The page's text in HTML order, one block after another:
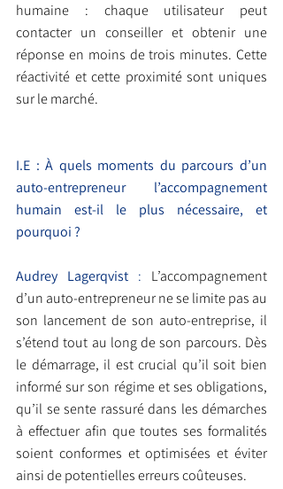
humaine : chaque utilisateur peut
contacter un conseiller et obtenir une
réponse en moins de trois minutes. Cette
réactivité et cette proximité sont uniques
sur le marché.
I.E : À quels moments du parcours d’un
auto-entrepreneur l’accompagnement
humain est-il le plus nécessaire, et
pourquoi ?
Audrey Lagerqvist :
L’accompagnement
d’un auto-entrepreneur ne se limite pas au
son lancement de son auto-entreprise, il
s’étend tout au long de son parcours. Dès
le démarrage, il est crucial qu’il soit bien
informé sur son régime et ses obligations,
qu’il se sente rassuré dans les démarches
à effectuer afin que toutes ses formalités
soient conformes et optimisées et éviter
ainsi de potentielles erreurs coûteuses.